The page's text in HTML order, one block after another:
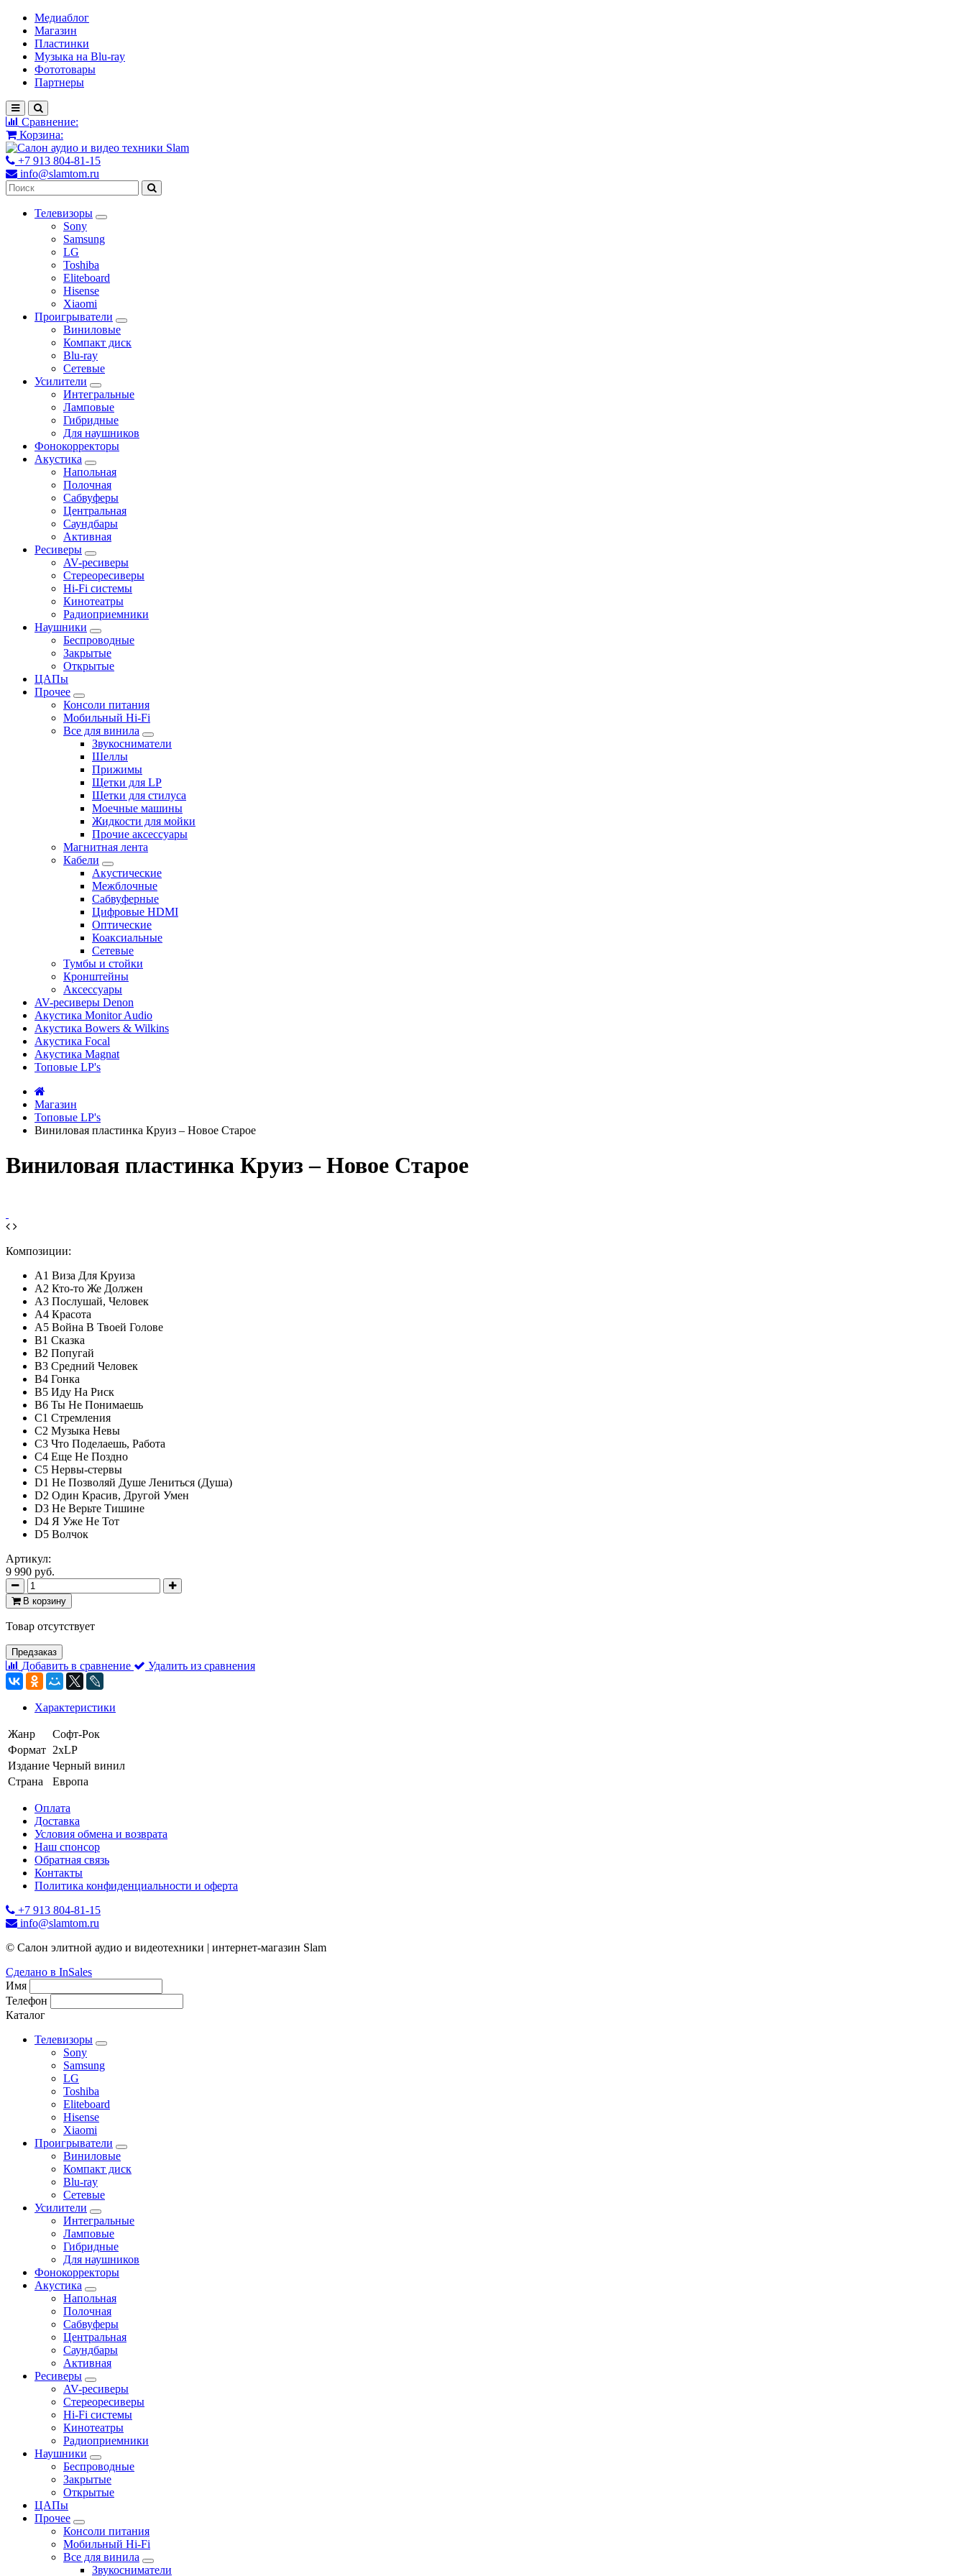
Медиаблог
Магазин
Пластинки
Музыка на Blu-ray
Фототовары
Партнеры
Сравнение:
Корзина:
+7 913 804-81-15
info@slamtom.ru
Телевизоры
Sony
Samsung
LG
Toshiba
Eliteboard
Hisense
Xiaomi
Проигрыватели
Виниловые
Компакт диск
Blu-ray
Сетевые
Усилители
Интегральные
Ламповые
Гибридные
Для наушников
Фонокорректоры
Акустика
Напольная
Полочная
Сабвуферы
Центральная
Саундбары
Активная
Ресиверы
AV-ресиверы
Стереоресиверы
Hi-Fi системы
Кинотеатры
Радиоприемники
Наушники
Беспроводные
Закрытые
Открытые
ЦАПы
Прочее
Консоли питания
Мобильный Hi-Fi
Все для винила
Звукосниматели
Шеллы
Прижимы
Щетки для LP
Щетки для стилуса
Моечные машины
Жидкости для мойки
Прочие аксессуары
Магнитная лента
Кабели
Акустические
Межблочные
Сабвуферные
Цифровые HDMI
Оптические
Коаксиальные
Сетевые
Тумбы и стойки
Кронштейны
Аксессуары
AV-ресиверы Denon
Акустика Monitor Audio
Акустика Bowers & Wilkins
Акустика Focal
Акустика Magnat
Топовые LP's
Магазин
Топовые LP's
Виниловая пластинка Круиз – Новое Старое
Виниловая пластинка Круиз – Новое Старое
Композиции:
A1 Виза Для Круиза
A2 Кто-то Же Должен
A3 Послушай, Человек
A4 Красота
A5 Война В Твоей Голове
B1 Сказка
B2 Попугай
B3 Средний Человек
B4 Гонка
B5 Иду На Риск
B6 Ты Не Понимаешь
C1 Стремления
C2 Музыка Невы
C3 Что Поделаешь, Работа
C4 Еще Не Поздно
C5 Нервы-стервы
D1 Не Позволяй Душе Лениться (Душа)
D2 Один Красив, Другой Умен
D3 Не Верьте Тишине
D4 Я Уже Не Тот
D5 Волчок
Артикул:
9 990 руб.
В корзину
Товар отсутствует
Предзаказ
Добавить в сравнение Удалить из сравнения
Характеристики
Жанр
Софт-Рок
Формат 2xLP
Издание Черный винил
Страна
Европа
Оплата
Доставка
Условия обмена и возврата
Наш спонсор
Обратная связь
Контакты
Политика конфиденциальности и оферта
+7 913 804-81-15
info@slamtom.ru
© Салон элитной аудио и видеотехники | интернет-магазин Slam
Сделано в InSales
Имя
Телефон
Каталог
Телевизоры
Sony
Samsung
LG
Toshiba
Eliteboard
Hisense
Xiaomi
Проигрыватели
Виниловые
Компакт диск
Blu-ray
Сетевые
Усилители
Интегральные
Ламповые
Гибридные
Для наушников
Фонокорректоры
Акустика
Напольная
Полочная
Сабвуферы
Центральная
Саундбары
Активная
Ресиверы
AV-ресиверы
Стереоресиверы
Hi-Fi системы
Кинотеатры
Радиоприемники
Наушники
Беспроводные
Закрытые
Открытые
ЦАПы
Прочее
Консоли питания
Мобильный Hi-Fi
Все для винила
Звукосниматели